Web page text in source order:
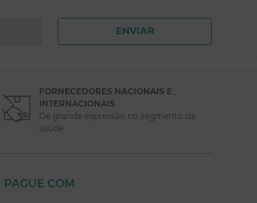
ENVIAR
FORNECEDORES NACIONAIS E
INTERNACIONAIS
De grande expressão no segmento da
saúde
PAGUE COM